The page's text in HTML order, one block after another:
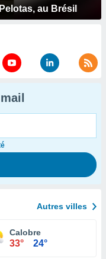
au Brésil
Autres villes
Calobre
33° 24°